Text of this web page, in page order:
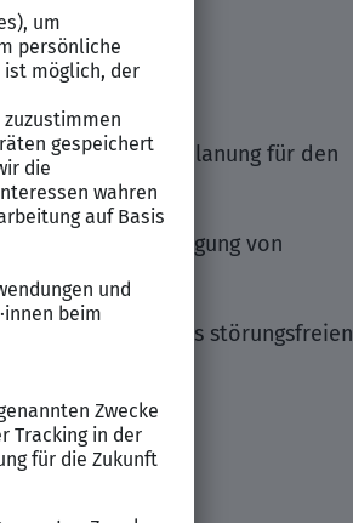
der Produktionsplanung für den
unter Berücksichtigung von
eines störungsfreien